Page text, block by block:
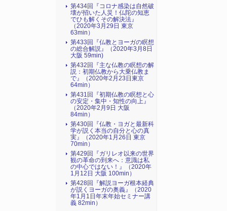
第434回『コロナ感染は自然破
壊が招いた人災！仏陀の知恵
でひも解くその解決法』
（2020年3月29日 東京
63min）
第433回『仏教とヨーガの瞑想
の総合解説』（2020年3月8日
大阪 59min)
第432回『主な仏教の瞑想の解
説：初期仏教から大乗仏教ま
で』（2020年2月23日東京
64min）
第431回『初期仏教の瞑想と心
の安定・集中・知性の向上』
（2020年2月9日 大阪
84min）
第430回『仏教・ヨガと最新科
学が説く本当の自分と心の真
実』（2020年1月26日 東京
70min）
第429回『ガリレオ以来の世界
観の革命の到来へ：意識は私
の中心ではない！』（2020年
1月12日 大阪 100min）
第428回『解説ヨーガ根本経典
が説くヨーガの奥義』（2020
年1月1日年末年始セミナー講
義 82min）